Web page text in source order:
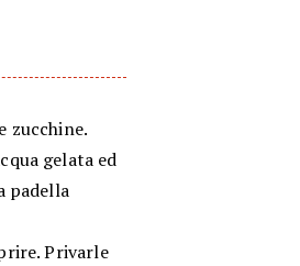
zucchine.
gelata ed
padella
Privarle